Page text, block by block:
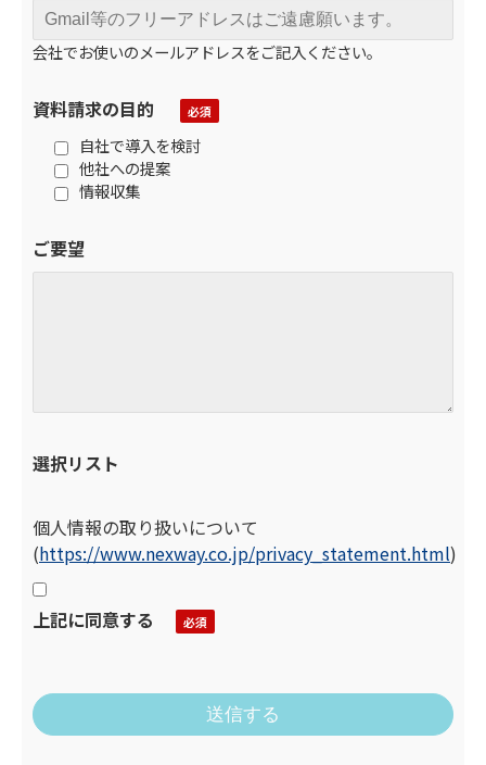
会社でお使いのメールアドレスをご記入ください。
資料請求の目的
自社で導入を検討
他社への提案
情報収集
ご要望
選択リスト
個人情報の取り扱いについて
(https://www.nexway.co.jp/privacy_statement.html)
上記に同意する